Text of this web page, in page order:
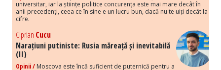
universitar, iar la științe politice concurența este mai mare decât în
anii precedenți, ceea ce în sine e un lucru bun, dacă nu te uiți decât la
cifre.
Ciprian Cucu
Narațiuni putiniste: Rusia măreață și inevitabilă
(II)
Opinii / Moscova este încă suficient de puternică pentru a